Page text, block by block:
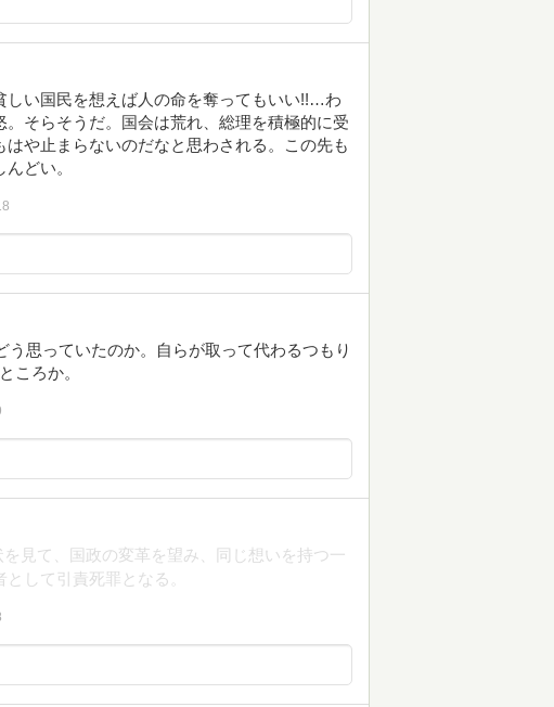
い国民を想えば人の命を奪ってもいい!!…わ
そらそうだ。国会は荒れ、総理を積極的に受
や止まらないのだなと思わされる。この先も
どい。
思っていたのか。自らが取って代わるつもり
ころか。
見て、国政の変革を望み、同じ想いを持つ一
して引責死罪となる。